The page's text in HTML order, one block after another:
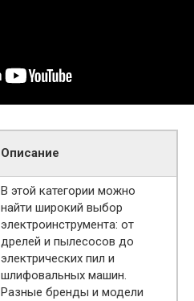
Описание
В этой категории можно
найти широкий выбор
электроинструмента: от
дрелей и пылесосов до
электрических пил и
шлифовальных машин.
Разные бренды и модели